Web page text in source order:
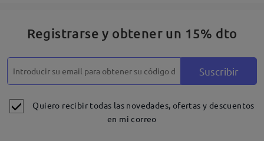
Registrarse y obtener un 15% dto
Suscribir
Quiero recibir todas las novedades, ofertas y descuentos
en mi correo